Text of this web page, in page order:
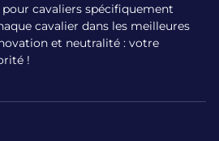
cavaliers spécifiquement
cavalier dans les meilleures
et neutralité : votre
!